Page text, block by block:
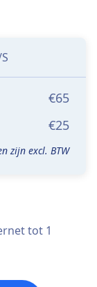
€65
€25
zijn excl. BTW
tot 1